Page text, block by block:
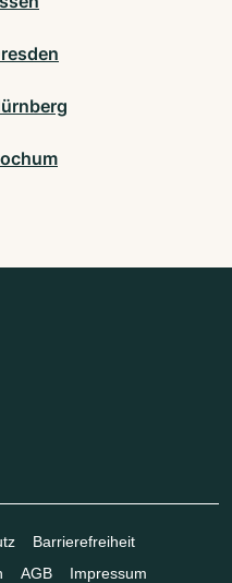
Barrierefreiheit
AGB Impressum